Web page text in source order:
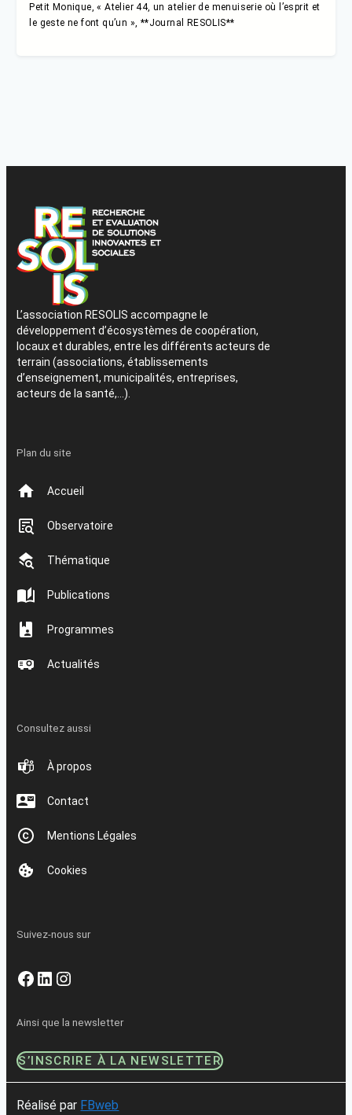
Petit Monique, « Atelier 44, un atelier de menuiserie où l’esprit et
le geste ne font qu’un », **Journal RESOLIS**
L’association RESOLIS accompagne le
développement d’écosystèmes de coopération,
locaux et durables, entre les différents acteurs de
terrain (associations, établissements
d’enseignement, municipalités, entreprises,
acteurs de la santé,…).
Plan du site
Accueil
Observatoire
Thématique
Publications
Programmes
Actualités
Consultez aussi
À propos
Contact
Mentions Légales
Cookies
Suivez-nous sur
Facebook
LinkedIn
Instagram
Ainsi que la newsletter
S’INSCRIRE À LA NEWSLETTER
Réalisé par FBweb